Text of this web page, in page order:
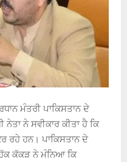
ਮੰਤਰੀ ਪਾਕਿਸਤਾਨ ਦੇ
ਨੇਤਾ ਨੇ ਸਵੀਕਾਰ ਕੀਤਾ ਹੈ ਕਿ
ਰਹੇ ਹਨ। ਪਾਕਿਸਤਾਨ ਦੇ
ਹੱਕ ਕੱਕੜ ਨੇ ਮੰਨਿਆ ਕਿ